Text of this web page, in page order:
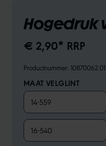
Hogedruk
€ 2,90* RRP
Productnummer: 10870062.01
MAAT VELGLINT
14-559
16-540